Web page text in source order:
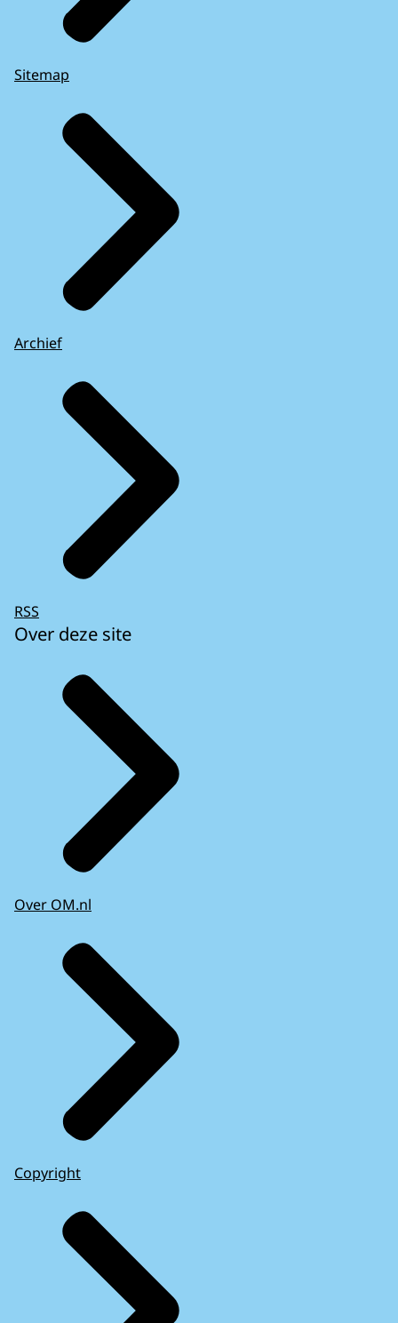
Sitemap
Archief
RSS
Over deze site
Over OM.nl
Copyright